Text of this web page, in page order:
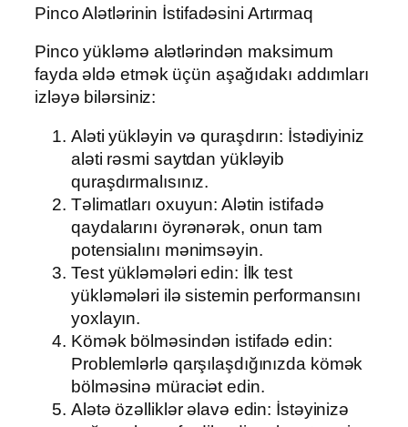
Pinco Alətlərinin İstifadəsini Artırmaq
Pinco yükləmə alətlərindən maksimum
fayda əldə etmək üçün aşağıdakı addımları
izləyə bilərsiniz:
Aləti yükləyin və quraşdırın: İstədiyiniz
aləti rəsmi saytdan yükləyib
quraşdırmalısınız.
Təlimatları oxuyun: Alətin istifadə
qaydalarını öyrənərək, onun tam
potensialını mənimsəyin.
Test yükləmələri edin: İlk test
yükləmələri ilə sistemin performansını
yoxlayın.
Kömək bölməsindən istifadə edin:
Problemlərlə qarşılaşdığınızda kömək
bölməsinə müraciət edin.
Alətə özəlliklər əlavə edin: İstəyinizə